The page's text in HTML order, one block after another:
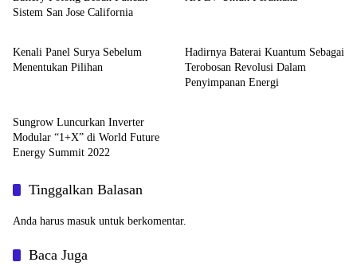
Sistem San Jose California
Solar PV
Kenali Panel Surya Sebelum
Menentukan Pilihan
Hadirnya Baterai Kuantum Sebagai
Terobosan Revolusi Dalam
Penyimpanan Energi
Sungrow Luncurkan Inverter
Modular “1+X” di World Future
Energy Summit 2022
Tinggalkan Balasan
Anda harus masuk untuk berkomentar.
Baca Juga